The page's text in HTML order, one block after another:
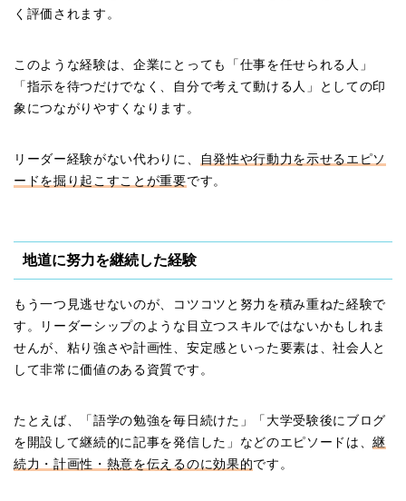
く評価されます。
このような経験は、企業にとっても「仕事を任せられる人」
「指示を待つだけでなく、自分で考えて動ける人」としての印
象につながりやすくなります。
リーダー経験がない代わりに、
自発性や行動力を示せるエピソ
ードを掘り起こすことが重要です。
地道に努力を継続した経験
もう一つ見逃せないのが、コツコツと努力を積み重ねた経験で
す。リーダーシップのような目立つスキルではないかもしれま
せんが、粘り強さや計画性、安定感といった要素は、社会人と
して非常に価値のある資質です。
たとえば、「語学の勉強を毎日続けた」「大学受験後にブログ
を開設して継続的に記事を発信した」などのエピソードは、継
続力・計画性・熱意を伝えるのに効果的です。